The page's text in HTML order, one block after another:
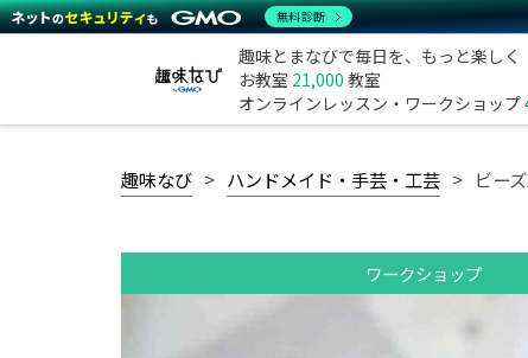
趣味とまなびで毎日を、もっと楽しく
お教室 21,000 教室
オンラインレッスン・ワークショップ
趣味なび ハンドメイド・手芸・工芸 ビー
ワークショップ
無料診断